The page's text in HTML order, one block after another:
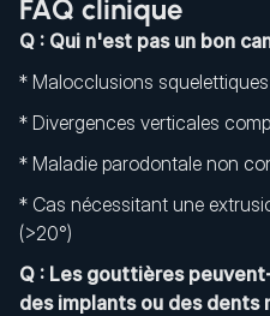
FAQ clinique
Q : Qui n'est pas un bon
* Malocclusions
* Divergences verticales
* Maladie parodontale non
* Cas nécessitant une
(>20°)
Q : Les gouttières
des implants ou des dents